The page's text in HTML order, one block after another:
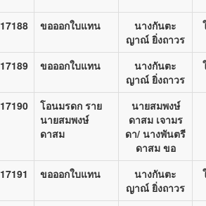
17188 ขอออกใบแทน
นางกันตะ
ญาณ์ ยิ่งถาวร
17189 ขอออกใบแทน
นางกันตะ
ญาณ์ ยิ่งถาวร
17190
โอนมรดก ราย
นายสมพงษ์
ดาสม
นายสมพงษ์
ดาสม เจามร
ดา/ นางพันตรี
ดาสม ขอ
17191 ขอออกใบแทน
นางกันตะ
ญาณ์ ยิ่งถาวร